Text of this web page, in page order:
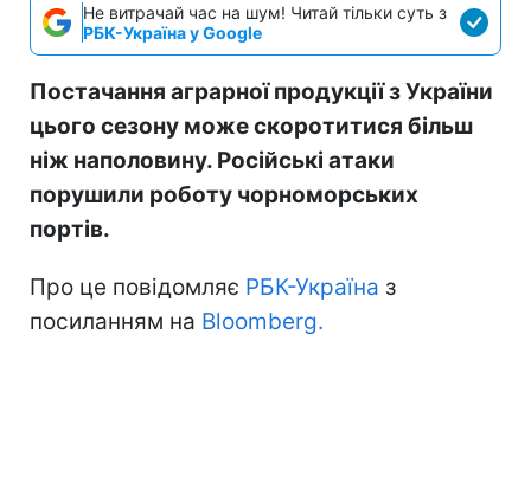
Не витрачай час на шум! Читай тільки суть з
РБК-Україна у Google
Постачання аграрної продукції з України
цього сезону може скоротитися більш
ніж наполовину. Російські атаки
порушили роботу чорноморських
портів.
Про це повідомляє РБК-Україна з
посиланням на Bloomberg.